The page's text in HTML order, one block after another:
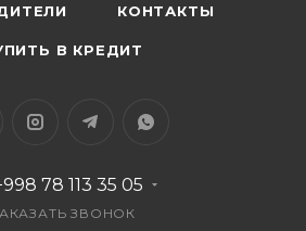
КОНТАКТЫ
В КРЕДИТ
78 113 35 05
ЗВОНОК